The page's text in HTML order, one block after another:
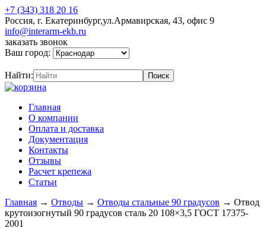
+7 (343) 318 20 16
Россия, г. Екатеринбург,ул.Армавирская, 43, офис 9
info@interarm-ekb.ru
заказать звонок
Ваш город:
Найти:
Главная
О компании
Оплата и доставка
Документация
Контакты
Отзывы
Расчет крепежа
Статьи
Главная → Отводы → Отводы стальные 90 градусов → Отвод
крутоизогнутый 90 градусов сталь 20 108×3,5 ГОСТ 17375-
2001